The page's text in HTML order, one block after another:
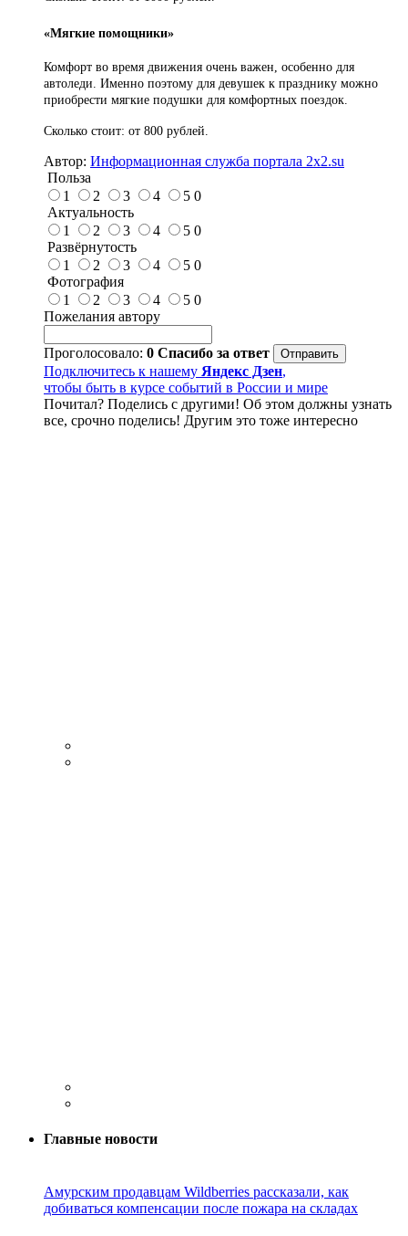
«Мягкие помощники»
Комфорт во время движения очень важен, особенно для
автоледи. Именно поэтому для девушек к празднику можно
приобрести мягкие подушки для комфортных поездок.
Сколько стоит: от 800 рублей.
Автор: Информационная служба портала 2x2.su
Польза
1
2 3 4 5 0
Актуальность
1
2 3 4 5 0
Развёрнутость
1
2 3 4 5 0
Фотография
1
2 3 4 5 0
Пожелания автору
Проголосовало: 0 Спасибо за ответ
Подключитесь к нашему Яндекс Дзен,
чтобы быть в курсе событий в России и мире
Почитал? Поделись с другими! Об этом должны узнать
все, срочно поделись! Другим это тоже интересно
Главные новости
Амурским продавцам Wildberries рассказали, как
добиваться компенсации после пожара на складах